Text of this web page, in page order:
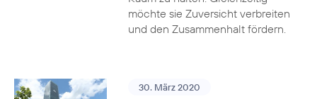
möchte sie Zuversicht verbreiten
und den Zusammenhalt fördern.
30. März 2020